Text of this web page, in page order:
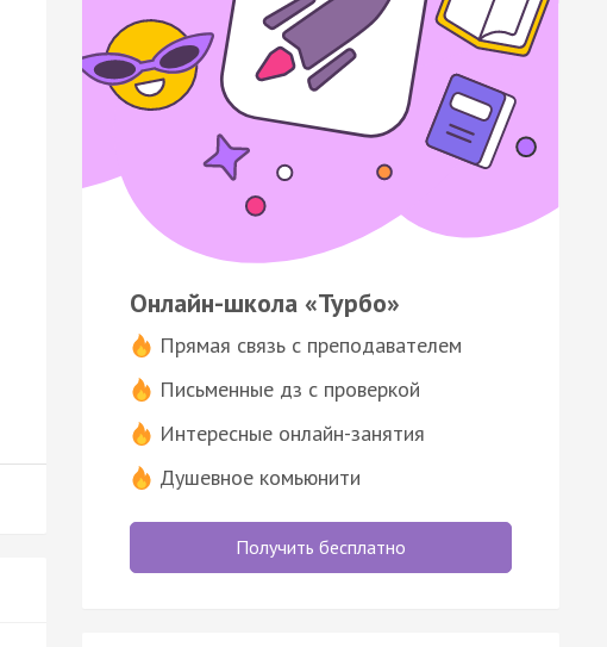
Онлайн-школа «Турбо»
Прямая связь с преподавателем
Письменные дз с проверкой
Интересные онлайн-занятия
Душевное комьюнити
Получить бесплатно